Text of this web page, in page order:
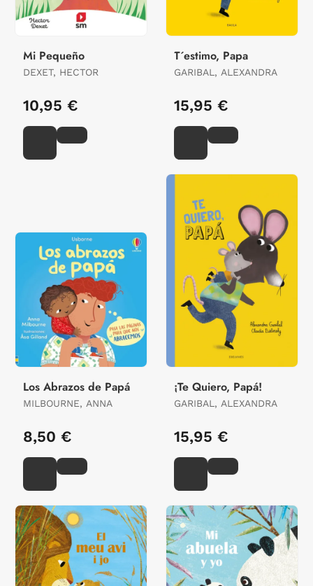
Mi Pequeño
DEXET, HECTOR
10,95 €
T´estimo, Papa
GARIBAL, ALEXANDRA
15,95 €
Los Abrazos de Papá
MILBOURNE, ANNA
8,50 €
¡Te Quiero, Papá!
GARIBAL, ALEXANDRA
15,95 €